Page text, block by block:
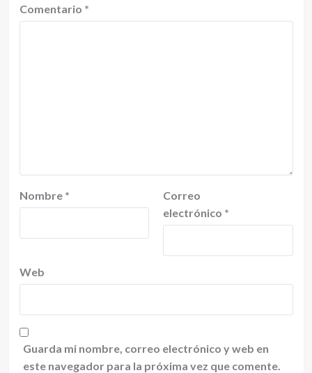
Comentario *
Nombre *
Correo
electrónico *
Web
Guarda mi nombre, correo electrónico y web en
este navegador para la próxima vez que comente.